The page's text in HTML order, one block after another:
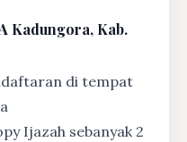
Kadungora, Kab.
di tempat
Ijazah sebanyak 2